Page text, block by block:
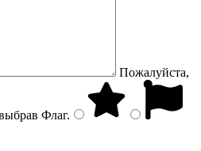
Пожалуйста,
Флаг.